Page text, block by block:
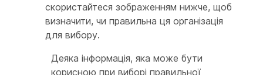
скористайтеся зображенням нижче, щоб
визначити, чи правильна ця організація
для вибору.
Деяка інформація, яка може бути
корисною при виборі правильної